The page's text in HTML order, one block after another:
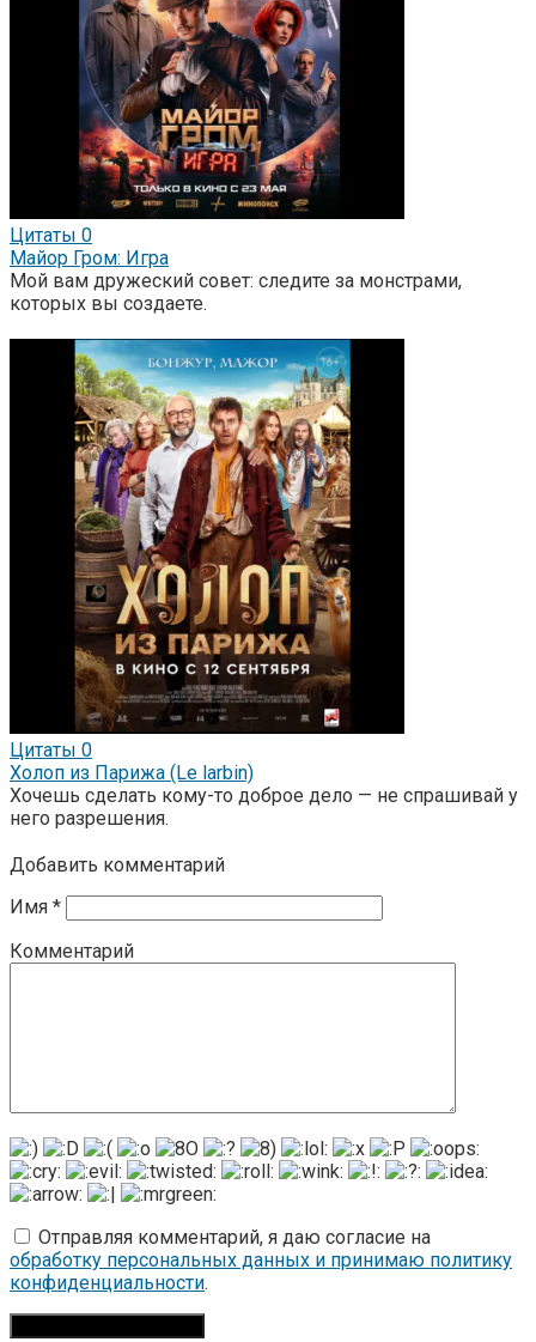
Цитаты 0
Майор Гром: Игра
Мой вам дружеский совет: следите за монстрами,
которых вы создаете.
Цитаты 0
Холоп из Парижа (Le larbin)
Хочешь сделать кому-то доброе дело — не спрашивай у
него разрешения.
Добавить комментарий
Имя *
Комментарий
Отправляя комментарий, я даю согласие на
обработку персональных данных и принимаю политику
конфиденциальности.